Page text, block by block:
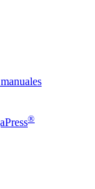
®